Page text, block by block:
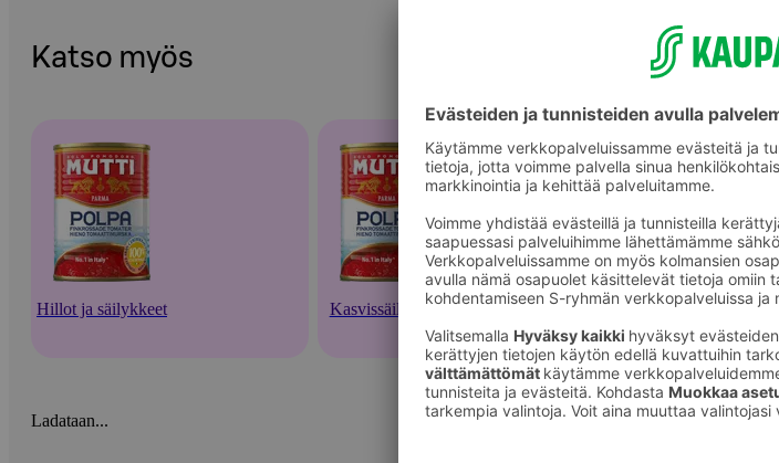
Katso myös
Hillot ja säilykkeet Kasvissäilykkeet Muut vihannessäilykkeet
Ladataan...